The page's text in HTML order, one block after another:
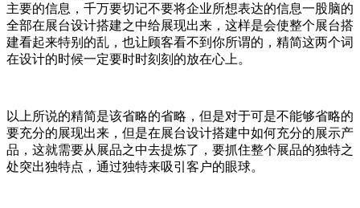
主要的信息，千万要切记不要将企业所想表达的信息一股脑的
全部在展台设计搭建之中给展现出来，这样是会使整个展台搭
建看起来特别的乱，也让顾客看不到你所谓的，精简这两个词
在设计的时候一定要时时刻刻的放在心上。
以上所说的精简是该省略的省略，但是对于可是不能够省略的
要充分的展现出来，但是在展台设计搭建中如何充分的展示产
品，这就需要从展品之中去提炼了，要抓住整个展品的独特之
处突出独特点，通过独特来吸引客户的眼球。